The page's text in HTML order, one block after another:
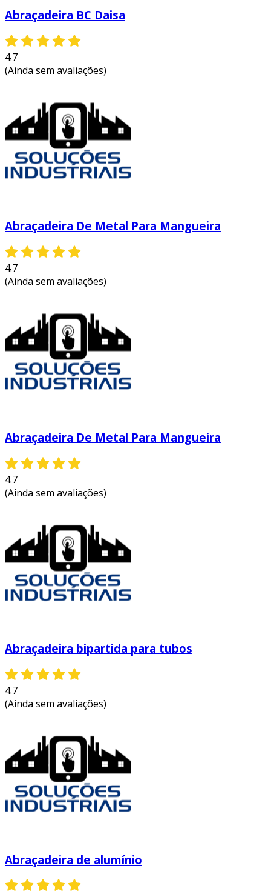
Abraçadeira BC Daisa
4.7
(Ainda sem avaliações)
Abraçadeira De Metal Para Mangueira
4.7
(Ainda sem avaliações)
Abraçadeira De Metal Para Mangueira
4.7
(Ainda sem avaliações)
Abraçadeira bipartida para tubos
4.7
(Ainda sem avaliações)
Abraçadeira de alumínio